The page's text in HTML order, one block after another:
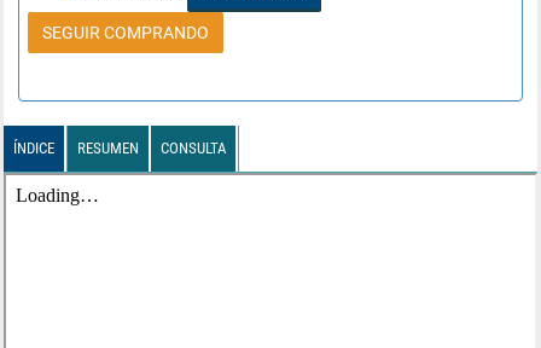
SEGUIR COMPRANDO
ÍNDICE RESUMEN CONSULTA